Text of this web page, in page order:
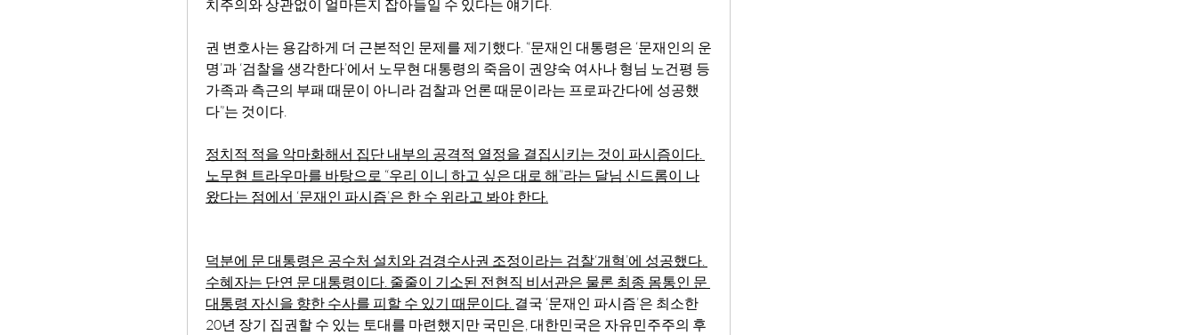
치주의와 상관없이 얼마든지 잡아들일 수 있다는 얘기다.
권 변호사는 용감하게 더 근본적인 문제를 제기했다. “문재인 대통령은 ‘문재인의 운
명’과 ‘검찰을 생각한다’에서 노무현 대통령의 죽음이 권양숙 여사나 형님 노건평 등
가족과 측근의 부패 때문이 아니라 검찰과 언론 때문이라는 프로파간다에 성공했
다”는 것이다.
정치적 적을 악마화해서 집단 내부의 공격적 열정을 결집시키는 것이 파시즘이다.
노무현 트라우마를 바탕으로 “우리 이니 하고 싶은 대로 해”라는 달님 신드롬이 나
왔다는 점에서 ‘문재인 파시즘’은 한 수 위라고 봐야 한다.
덕분에 문 대통령은 공수처 설치와 검경수사권 조정이라는 검찰‘개혁’에 성공했다.
수혜자는 단연 문 대통령이다. 줄줄이 기소된 전현직 비서관은 물론 최종 몸통인 문
대통령 자신을 향한 수사를 피할 수 있기 때문이다. 결국 ‘문재인 파시즘’은 최소한
20년 장기 집권할 수 있는 토대를 마련했지만 국민은, 대한민국은 자유민주주의 후